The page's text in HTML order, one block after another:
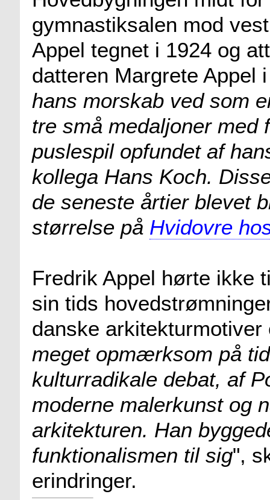
gymnastiksalen mod
Appel tegnet i 1924 og
datteren Margrete
hans morskab ved som
tre små medaljoner med
puslespil opfundet af
kollega Hans Koch.
de seneste årtier blevet
størrelse på Hvidovre
Fredrik Appel hørte ikke
sin tids
danske
meget opmærksom på
kulturradikale debat, af
moderne malerkunst og
arkitekturen. Han
funktionalismen til sig",
erindringer.